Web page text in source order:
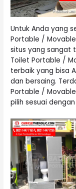
Untuk Anda yang
Portable /
situs yang sangat
Toilet Portable /
terbaik yang bisa
dan bersaing.
Portable /
pilih sesuai